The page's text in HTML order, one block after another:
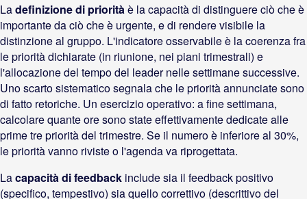
Ladefinizione di priorità è la capacità di distinguere ciò che è
importante da ciò che è urgente, e di rendere visibile la
distinzione al gruppo. L'indicatore osservabile è la coerenza fra
le priorità dichiarate (in riunione, nei piani trimestrali) e
l'allocazione del tempo del leader nelle settimane successive.
Uno scarto sistematico segnala che le priorità annunciate sono
di fatto retoriche. Un esercizio operativo: a fine settimana,
calcolare quante ore sono state effettivamente dedicate alle
prime tre priorità del trimestre. Se il numero è inferiore al 30%,
le priorità vanno riviste o l'agenda va riprogettata.
Lacapacità di feedback include sia il feedback positivo
(specifico, tempestivo) sia quello correttivo (descrittivo del